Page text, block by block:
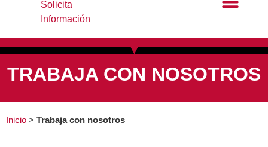
TRABAJA CON NOSOTROS
Inicio > Trabaja con nosotros